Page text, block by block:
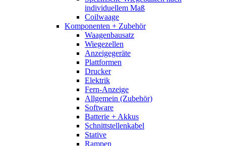
individuellem Maß
Coilwaage
Komponenten + Zubehör
Waagenbausatz
Wiegezellen
Anzeigegeräte
Plattformen
Drucker
Elektrik
Fern-Anzeige
Allgemein (Zubehör)
Software
Batterie + Akkus
Schnittstellenkabel
Stative
Rampen